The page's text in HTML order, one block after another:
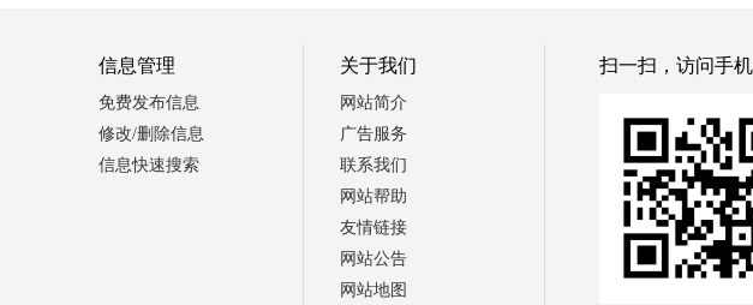
信息管理
免费发布信息
修改/删除信息
信息快速搜索
关于我们
网站简介
广告服务
联系我们
网站帮助
友情链接
网站公告
网站地图
扫一扫，访问手